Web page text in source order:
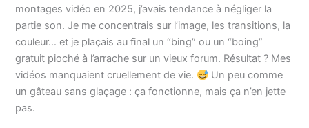
montages vidéo en 2025, j’avais tendance à négliger la
partie son. Je me concentrais sur l’image, les transitions, la
couleur… et je plaçais au final un “bing” ou un “boing”
gratuit pioché à l’arrache sur un vieux forum. Résultat ? Mes
vidéos manquaient cruellement de vie.
Un peu comme
un gâteau sans glaçage : ça fonctionne, mais ça n’en jette
pas.